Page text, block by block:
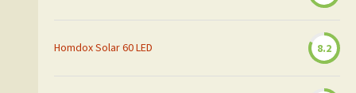
Homdox Solar 60 LED 8.2